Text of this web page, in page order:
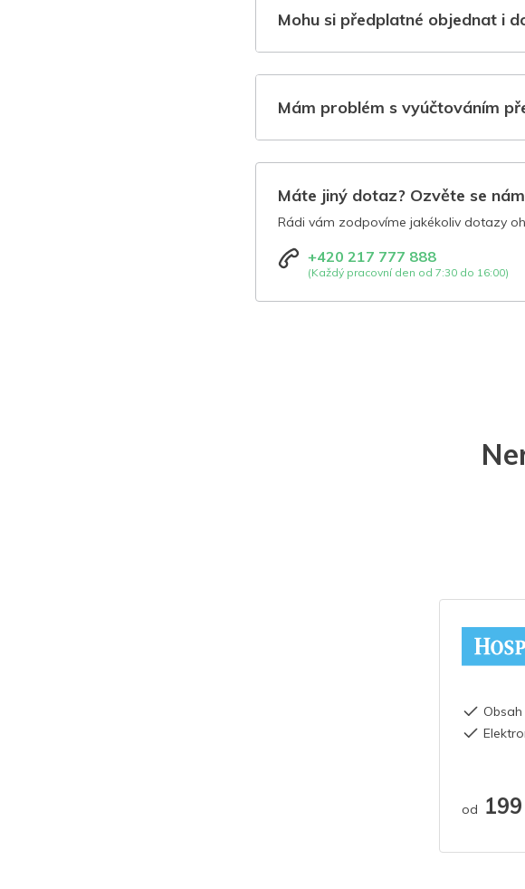
Mohu si předplatné objednat i
Mám problém s vyúčtováním
Máte jiný dotaz? Ozvěte se
Rádi vám zodpovíme jakékoliv dotazy
+420 217 777 888
(Každý pracovní den od 7:30 do 16:00)
od